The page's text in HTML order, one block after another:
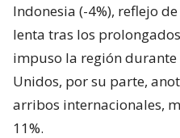
Indonesia (-4%), reflejo
lenta tras los
impuso la región
Unidos, por su parte,
arribos internacionales,
11%.